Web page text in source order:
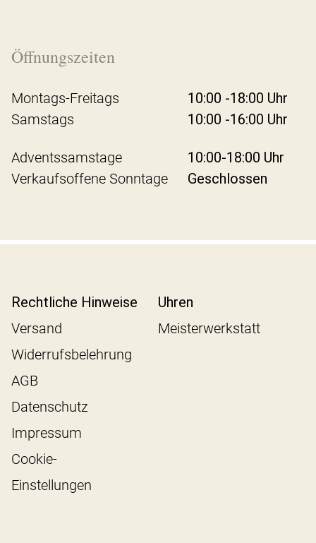
Öffnungszeiten
Montags-Freitags
10:00 -18:00 Uhr
Samstags
10:00 -16:00 Uhr
Adventssamstage
10:00-18:00 Uhr
Verkaufsoffene Sonntage
Geschlossen
Rechtliche Hinweise
Versand
Widerrufsbelehrung
AGB
Datenschutz
Impressum
Cookie-
Einstellungen
Uhren
Meisterwerkstatt